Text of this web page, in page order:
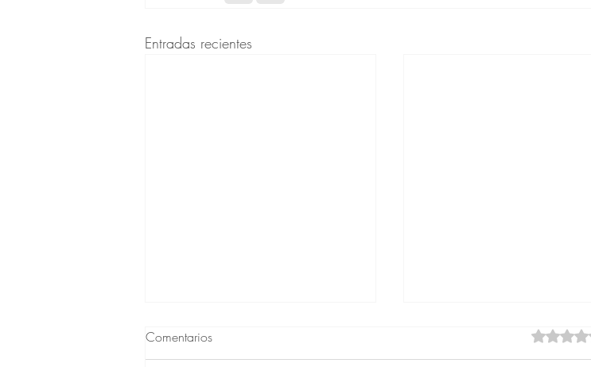
Entradas recientes
Comentarios Obtuvo